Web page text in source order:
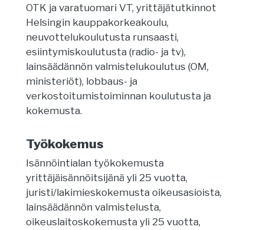
OTK ja varatuomari VT, yrittäjätutkinnot
Helsingin kauppakorkeakoulu,
neuvottelukoulutusta runsaasti,
esiintymiskoulutusta (radio- ja tv),
lainsäädännön valmistelukoulutus (OM,
ministeriöt), lobbaus- ja
verkostoitumistoiminnan koulutusta ja
kokemusta.
Työkokemus
Isännöintialan työkokemusta
yrittäjäisännöitsijänä yli 25 vuotta,
juristi/lakimieskokemusta oikeusasioista,
lainsäädännön valmistelusta,
oikeuslaitoskokemusta yli 25 vuotta,